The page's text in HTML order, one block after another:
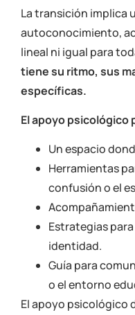
La transición implica
autoconocimiento,
lineal ni igual para
tiene su ritmo, sus
específicas.
El apoyo psicológico
Un espacio
Herramientas
confusión o el
Estrategias
identidad.
Guía para
o el entorno
El apoyo psicológico